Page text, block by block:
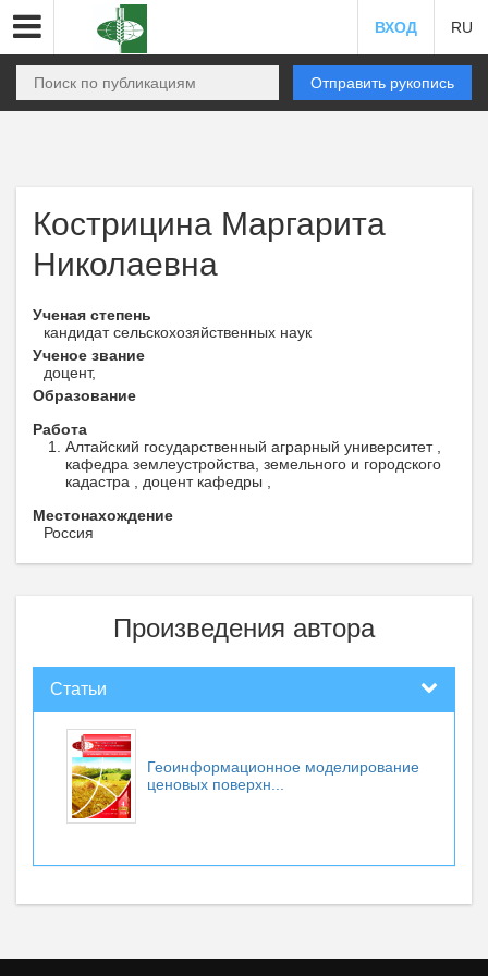
ВХОД RU
Отправить рукопись
Кострицина Маргарита
Николаевна
Ученая степень
кандидат сельскохозяйственных наук
Ученое звание
доцент,
Образование
Работа
Алтайский государственный аграрный университет ,
кафедра землеустройства, земельного и городского
кадастра , доцент кафедры ,
Местонахождение
Россия
Произведения автора
Статьи
Геоинформационное моделирование
ценовых поверхн...